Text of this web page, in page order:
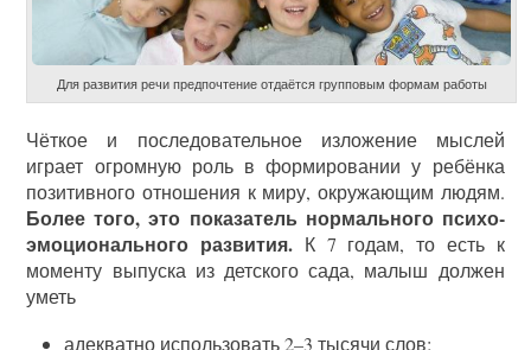
Для развития речи предпочтение отдаётся групповым формам работы
Чёткое и последовательное изложение мыслей
играет огромную роль в формировании у ребёнка
позитивного отношения к миру, окружающим людям.
Более того, это показатель нормального психо-
эмоционального развития. К 7 годам, то есть к
моменту выпуска из детского сада, малыш должен
уметь
адекватно использовать 2–3 тысячи слов;